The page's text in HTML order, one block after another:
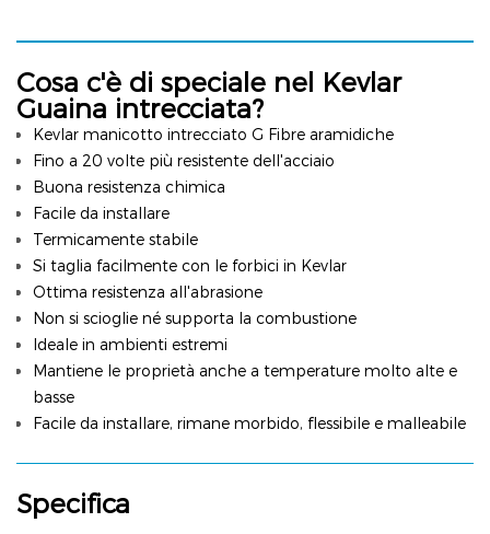
Cosa c'è di speciale nel Kevlar
Guaina intrecciata?
Kevlar manicotto intrecciato G Fibre aramidiche
Fino a 20 volte più resistente dell'acciaio
Buona resistenza chimica
Facile da installare
Termicamente stabile
Si taglia facilmente con le forbici in Kevlar
Ottima resistenza all'abrasione
Non si scioglie né supporta la combustione
Ideale in ambienti estremi
Mantiene le proprietà anche a temperature molto alte e
basse
Facile da installare, rimane morbido, flessibile e malleabile
Specifica